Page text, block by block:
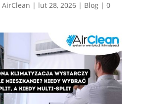
AirClean | lut 28, 2026| Blog| 0